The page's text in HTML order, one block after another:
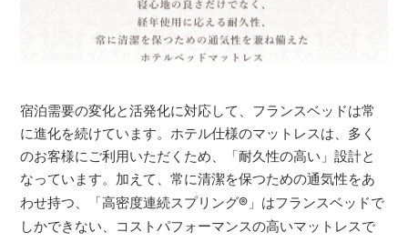
宿泊需要の変化と活発化に対応して、フランスベッドは常
に進化を続けています。ホテル仕様のマットレスは、多く
のお客様にご利用いただくため、「耐久性の高い」設計と
なっています。加えて、常に清潔を保つための通気性をあ
わせ持つ、「高密度連続スプリング® 」はフランスベッドで
しかできない、コストパフォーマンスの高いマットレスで